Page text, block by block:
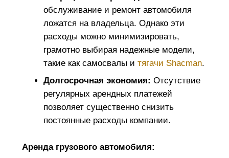
обслуживание и ремонт автомобиля
ложатся на владельца. Однако эти
расходы можно минимизировать,
грамотно выбирая надежные модели,
такие как самосвалы и тягачи Shacman.
Долгосрочная экономия: Отсутствие
регулярных арендных платежей
позволяет существенно снизить
постоянные расходы компании.
Аренда грузового автомобиля: